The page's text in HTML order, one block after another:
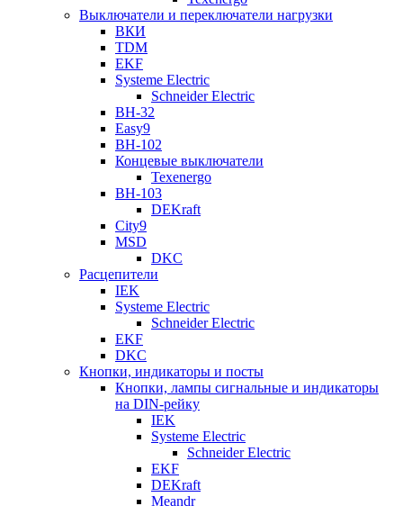
Выключатели и переключатели нагрузки
ВКИ
TDM
EKF
Systeme Electric
Schneider Electric
ВН-32
Easy9
ВН-102
Концевые выключатели
Texenergo
ВН-103
DEKraft
City9
MSD
DKC
Расцепители
IEK
Systeme Electric
Schneider Electric
EKF
DKC
Кнопки, индикаторы и посты
Кнопки, лампы сигнальные и индикаторы
на DIN-рейку
IEK
Systeme Electric
Schneider Electric
EKF
DEKraft
Meandr